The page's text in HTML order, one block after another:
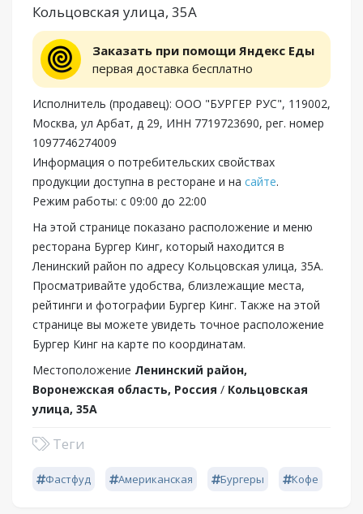
Кольцовская улица, 35А
Заказать при помощи Яндекс Еды
первая доставка бесплатно
Исполнитель (продавец): ООО "БУРГЕР РУС", 119002,
Москва, ул Арбат, д 29, ИНН 7719723690, рег. номер
1097746274009
Информация о потребительских свойствах
продукции доступна в ресторане и на сайте.
Режим работы: с 09:00 до 22:00
На этой странице показано расположение и меню
ресторана Бургер Кинг, который находится в
Ленинский район по адресу Кольцовская улица, 35А.
Просматривайте удобства, близлежащие места,
рейтинги и фотографии Бургер Кинг. Также на этой
странице вы можете увидеть точное расположение
Бургер Кинг на карте по координатам.
Местоположение Ленинский район,
Воронежская область, Россия / Кольцовская
улица, 35А
Теги
Фастфуд Американская Бургеры Кофе